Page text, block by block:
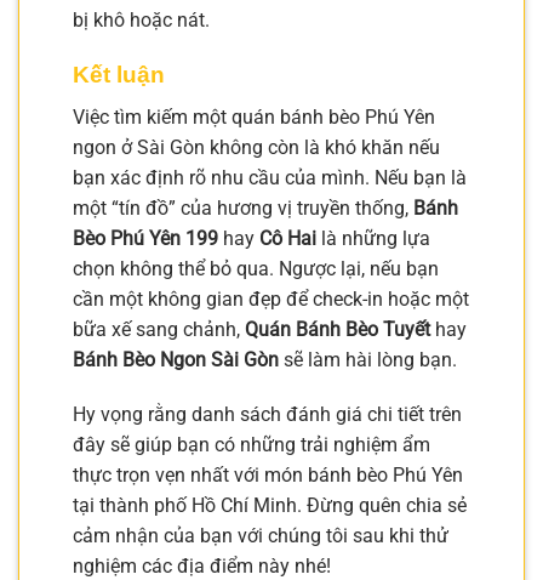
bị khô hoặc nát.
Kết luận
Việc tìm kiếm một quán bánh bèo Phú Yên
ngon ở Sài Gòn không còn là khó khăn nếu
bạn xác định rõ nhu cầu của mình. Nếu bạn là
một “tín đồ” của hương vị truyền thống, Bánh
Bèo Phú Yên 199 hay Cô Hai là những lựa
chọn không thể bỏ qua. Ngược lại, nếu bạn
cần một không gian đẹp để check-in hoặc một
bữa xế sang chảnh, Quán Bánh Bèo Tuyếthay
Bánh Bèo Ngon Sài Gòn sẽ làm hài lòng bạn.
Hy vọng rằng danh sách đánh giá chi tiết trên
đây sẽ giúp bạn có những trải nghiệm ẩm
thực trọn vẹn nhất với món bánh bèo Phú Yên
tại thành phố Hồ Chí Minh. Đừng quên chia sẻ
cảm nhận của bạn với chúng tôi sau khi thử
nghiệm các địa điểm này nhé!